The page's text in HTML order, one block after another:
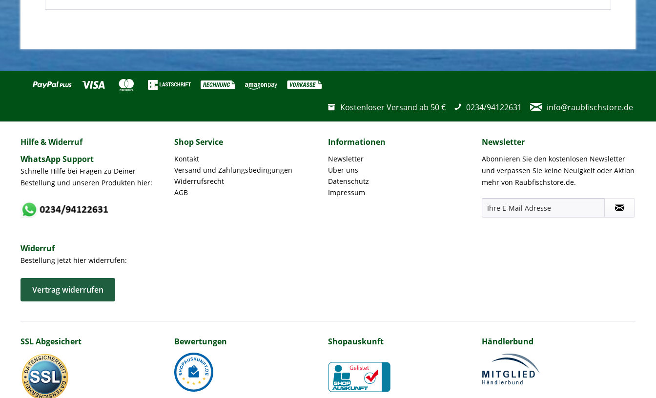
Kostenloser Versand ab 50 € 0234/94122631 info@raubfischstore.de
Hilfe & Widerruf
WhatsApp Support
Schnelle Hilfe bei Fragen zu Deiner
Bestellung und unseren Produkten hier:
Widerruf
Bestellung jetzt hier widerrufen:
Vertrag widerrufen
Shop Service
Kontakt
Versand und Zahlungsbedingungen
Widerrufsrecht
AGB
Informationen
Newsletter
Über uns
Datenschutz
Impressum
Newsletter
Abonnieren Sie den kostenlosen Newsletter
und verpassen Sie keine Neuigkeit oder Aktion
mehr von Raubfischstore.de.
SSL Abgesichert Bewertungen Shopauskunft Händlerbund